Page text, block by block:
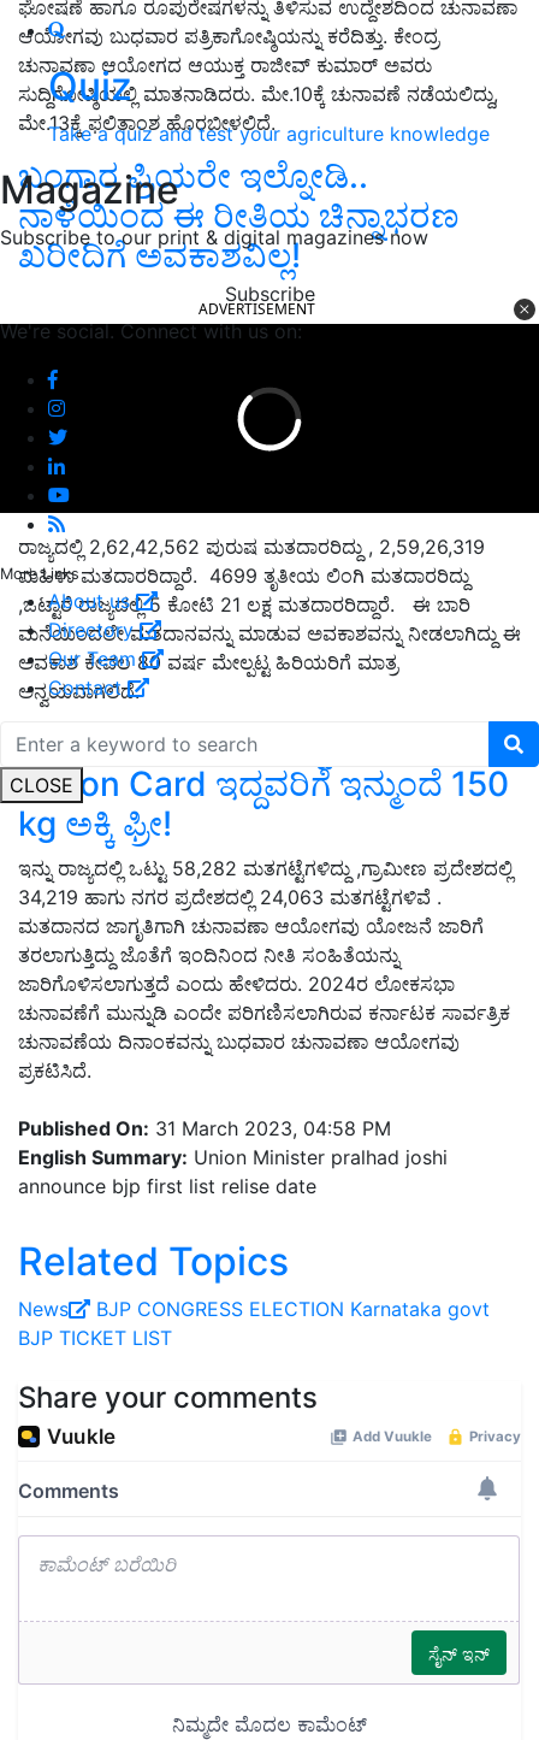
Quiz
Take a quiz and test your agriculture knowledge
Magazine
Subscribe to our print & digital magazines now
Subscribe
We're social. Connect with us on:
More Links
About us
Directory
Our Team
Contact
CLOSE
ಘೋಷಣೆ ಹಾಗೂ ರೂಪುರೇಷಗಳನ್ನು ತಿಳಿಸುವ ಉದ್ದೇಶದಿಂದ ಚುನಾವಣಾ
ಆಯೋಗವು ಬುಧವಾರ ಪತ್ರಿಕಾಗೋಷ್ಠಿಯನ್ನು ಕರೆದಿತ್ತು. ಕೇಂದ್ರ
ಚುನಾವಣಾ ಆಯೋಗದ ಆಯುಕ್ತ ರಾಜೀವ್ ಕುಮಾರ್ ಅವರು
ಸುದ್ದಿಗೋಷ್ಠಿಯಲ್ಲಿ ಮಾತನಾಡಿದರು. ಮೇ.10ಕ್ಕೆ ಚುನಾವಣೆ ನಡೆಯಲಿದ್ದು,
ಮೇ.13ಕ್ಕೆ ಫಲಿತಾಂಶ ಹೊರಬೀಳಲಿದೆ.
ಬಂಗಾರ ಪ್ರಿಯರೇ ಇಲ್ನೋಡಿ..
ನಾಳೆಯಿಂದ ಈ ರೀತಿಯ ಚಿನ್ನಾಭರಣ
ಖರೀದಿಗೆ ಅವಕಾಶವಿಲ್ಲ!
ADVERTISEMENT
ರಾಜ್ಯದಲ್ಲಿ 2,62,42,562 ಪುರುಷ ಮತದಾರರಿದ್ದು , 2,59,26,319
ಮಹಿಳಾ ಮತದಾರರಿದ್ದಾರೆ. 4699 ತೃತೀಯ ಲಿಂಗಿ ಮತದಾರರಿದ್ದು
,ಒಟ್ಟಾರೆ ರಾಜ್ಯದಲ್ಲಿ 5 ಕೋಟಿ 21 ಲಕ್ಷ ಮತದಾರರಿದ್ದಾರೆ. ಈ ಬಾರಿ
ಮನೆಯಿಂದಲೇ ಮತದಾನವನ್ನು ಮಾಡುವ ಅವಕಾಶವನ್ನು ನೀಡಲಾಗಿದ್ದು ಈ
ಅವಕಾಶ ಕೇವಲ 80 ವರ್ಷ ಮೇಲ್ಪಟ್ಟ ಹಿರಿಯರಿಗೆ ಮಾತ್ರ
ಅನ್ವಯವಾಗಲಿದೆ.
ಸರ್ಕಾರದಿಂದ ಬಹುದೊಡ್ಡ ಘೋಷಣೆ:
Ration Card ಇದ್ದವರಿಗೆ ಇನ್ಮುಂದೆ 150
kg ಅಕ್ಕಿ ಫ್ರೀ!
ಇನ್ನು ರಾಜ್ಯದಲ್ಲಿ ಒಟ್ಟು 58,282 ಮತಗಟ್ಟೆಗಳಿದ್ದು ,ಗ್ರಾಮೀಣ ಪ್ರದೇಶದಲ್ಲಿ
34,219 ಹಾಗು ನಗರ ಪ್ರದೇಶದಲ್ಲಿ 24,063 ಮತಗಟ್ಟೆಗಳಿವೆ .
ಮತದಾನದ ಜಾಗೃತಿಗಾಗಿ ಚುನಾವಣಾ ಆಯೋಗವು ಯೋಜನೆ ಜಾರಿಗೆ
ತರಲಾಗುತ್ತಿದ್ದು ಜೊತೆಗೆ ಇಂದಿನಿಂದ ನೀತಿ ಸಂಹಿತೆಯನ್ನು
ಜಾರಿಗೊಳಿಸಲಾಗುತ್ತದೆ ಎಂದು ಹೇಳಿದರು. 2024ರ ಲೋಕಸಭಾ
ಚುನಾವಣೆಗೆ ಮುನ್ನುಡಿ ಎಂದೇ ಪರಿಗಣಿಸಲಾಗಿರುವ ಕರ್ನಾಟಕ ಸಾರ್ವತ್ರಿಕ
ಚುನಾವಣೆಯ ದಿನಾಂಕವನ್ನು ಬುಧವಾರ ಚುನಾವಣಾ ಆಯೋಗವು
ಪ್ರಕಟಿಸಿದೆ.
Published On: 31 March 2023, 04:58 PM
English Summary: Union Minister pralhad joshi
announce bjp first list relise date
Related Topics
News BJP CONGRESS ELECTION Karnataka govt
BJP TICKET LIST
Share your comments